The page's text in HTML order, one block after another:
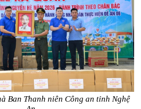
Ban Thanh niên Công an tỉnh Nghệ